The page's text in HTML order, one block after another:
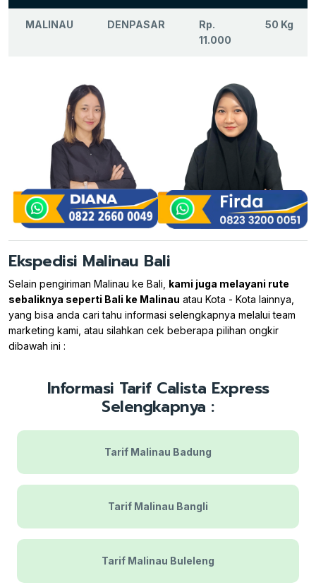
MALINAU DENPASAR
Rp.
11.000
50 Kg
Ekspedisi Malinau Bali
Selain pengiriman Malinau ke Bali, kami juga melayani rute
sebaliknya seperti Bali ke Malinau atau Kota - Kota lainnya,
yang bisa anda cari tahu informasi selengkapnya melalui team
marketing kami, atau silahkan cek beberapa pilihan ongkir
dibawah ini :
Informasi Tarif Calista Express
Selengkapnya :
Tarif Malinau Badung
Tarif Malinau Bangli
Tarif Malinau Buleleng